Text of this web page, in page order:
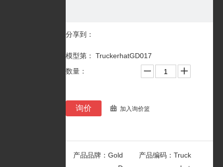
分享到：
模型第： TruckerhatGD017
数量：
询价 加入询价篮
产品品牌： Gold
产品编码：Truck